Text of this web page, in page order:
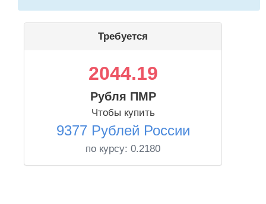
Требуется
2044.19
Рубля ПМР
Чтобы купить
9377 Рублей России
по курсу: 0.2180